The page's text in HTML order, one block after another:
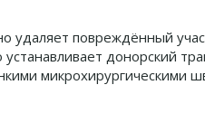
удаляет повреждённый
донорский
микрохирургическими